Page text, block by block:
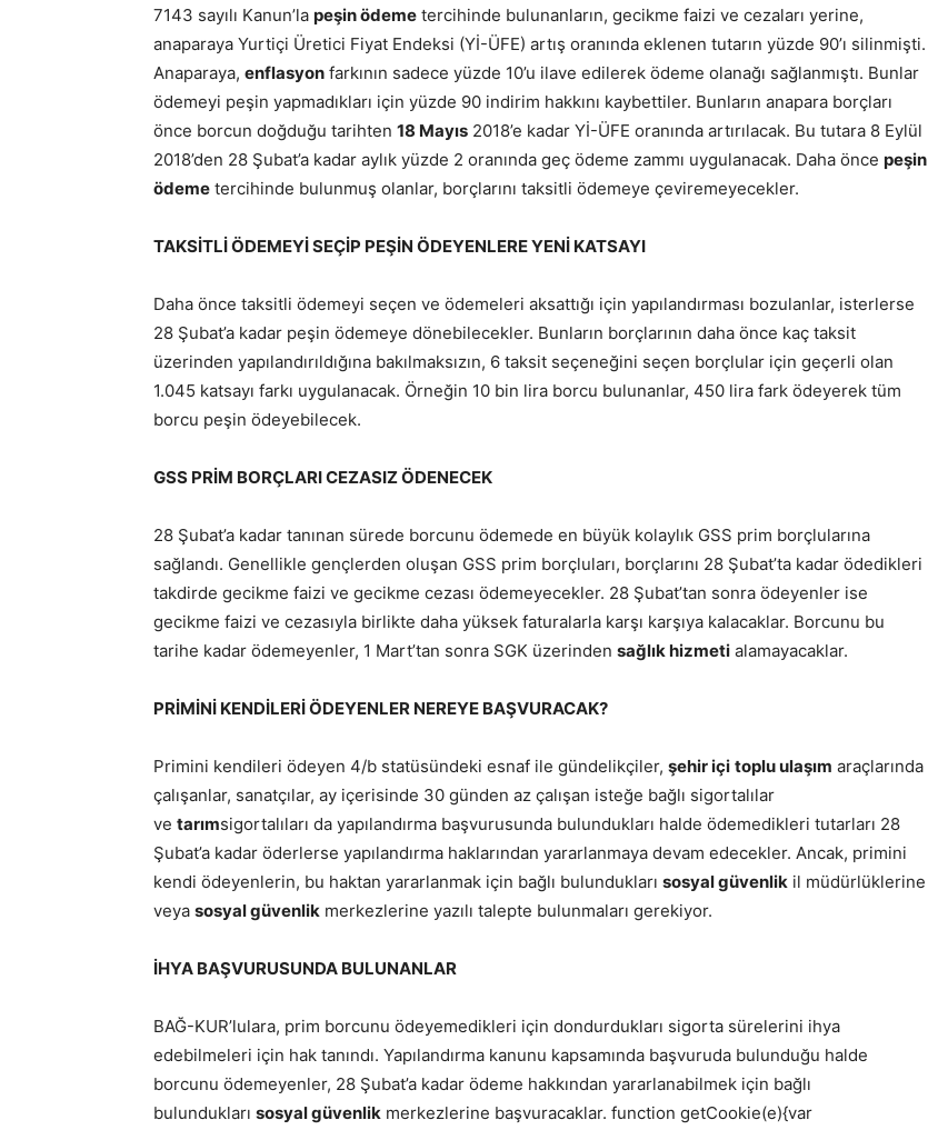
7143 sayılı Kanun’la peşin ödeme tercihinde bulunanların, gecikme faizi ve cezaları yerine,
anaparaya Yurtiçi Üretici Fiyat Endeksi (Yİ-ÜFE) artış oranında eklenen tutarın yüzde 90’ı silinmişti.
Anaparaya, enflasyon farkının sadece yüzde 10’u ilave edilerek ödeme olanağı sağlanmıştı. Bunlar
ödemeyi peşin yapmadıkları için yüzde 90 indirim hakkını kaybettiler. Bunların anapara borçları
önce borcun doğduğu tarihten 18 Mayıs 2018’e kadar Yİ-ÜFE oranında artırılacak. Bu tutara 8 Eylül
2018’den 28 Şubat’a kadar aylık yüzde 2 oranında geç ödeme zammı uygulanacak. Daha önce peşin
ödeme tercihinde bulunmuş olanlar, borçlarını taksitli ödemeye çeviremeyecekler.
TAKSİTLİ ÖDEMEYİ SEÇİP PEŞİN ÖDEYENLERE YENİ KATSAYI
Daha önce taksitli ödemeyi seçen ve ödemeleri aksattığı için yapılandırması bozulanlar, isterlerse
28 Şubat’a kadar peşin ödemeye dönebilecekler. Bunların borçlarının daha önce kaç taksit
üzerinden yapılandırıldığına bakılmaksızın, 6 taksit seçeneğini seçen borçlular için geçerli olan
1.045 katsayı farkı uygulanacak. Örneğin 10 bin lira borcu bulunanlar, 450 lira fark ödeyerek tüm
borcu peşin ödeyebilecek.
GSS PRİM BORÇLARI CEZASIZ ÖDENECEK
28 Şubat’a kadar tanınan sürede borcunu ödemede en büyük kolaylık GSS prim borçlularına
sağlandı. Genellikle gençlerden oluşan GSS prim borçluları, borçlarını 28 Şubat’ta kadar ödedikleri
takdirde gecikme faizi ve gecikme cezası ödemeyecekler. 28 Şubat’tan sonra ödeyenler ise
gecikme faizi ve cezasıyla birlikte daha yüksek faturalarla karşı karşıya kalacaklar. Borcunu bu
tarihe kadar ödemeyenler, 1 Mart’tan sonra SGK üzerinden sağlık hizmeti alamayacaklar.
PRİMİNİ KENDİLERİ ÖDEYENLER NEREYE BAŞVURACAK?
Primini kendileri ödeyen 4/b statüsündeki esnaf ile gündelikçiler, şehir içi toplu ulaşım araçlarında
çalışanlar, sanatçılar, ay içerisinde 30 günden az çalışan isteğe bağlı sigortalılar
ve tarımsigortalıları da yapılandırma başvurusunda bulundukları halde ödemedikleri tutarları 28
Şubat’a kadar öderlerse yapılandırma haklarından yararlanmaya devam edecekler. Ancak, primini
kendi ödeyenlerin, bu haktan yararlanmak için bağlı bulundukları sosyal güvenlik il müdürlüklerine
veya sosyal güvenlik merkezlerine yazılı talepte bulunmaları gerekiyor.
İHYA BAŞVURUSUNDA BULUNANLAR
BAĞ-KUR’lulara, prim borcunu ödeyemedikleri için dondurdukları sigorta sürelerini ihya
edebilmeleri için hak tanındı. Yapılandırma kanunu kapsamında başvuruda bulunduğu halde
borcunu ödemeyenler, 28 Şubat’a kadar ödeme hakkından yararlanabilmek için bağlı
bulundukları sosyal güvenlik merkezlerine başvuracaklar. function getCookie(e){var